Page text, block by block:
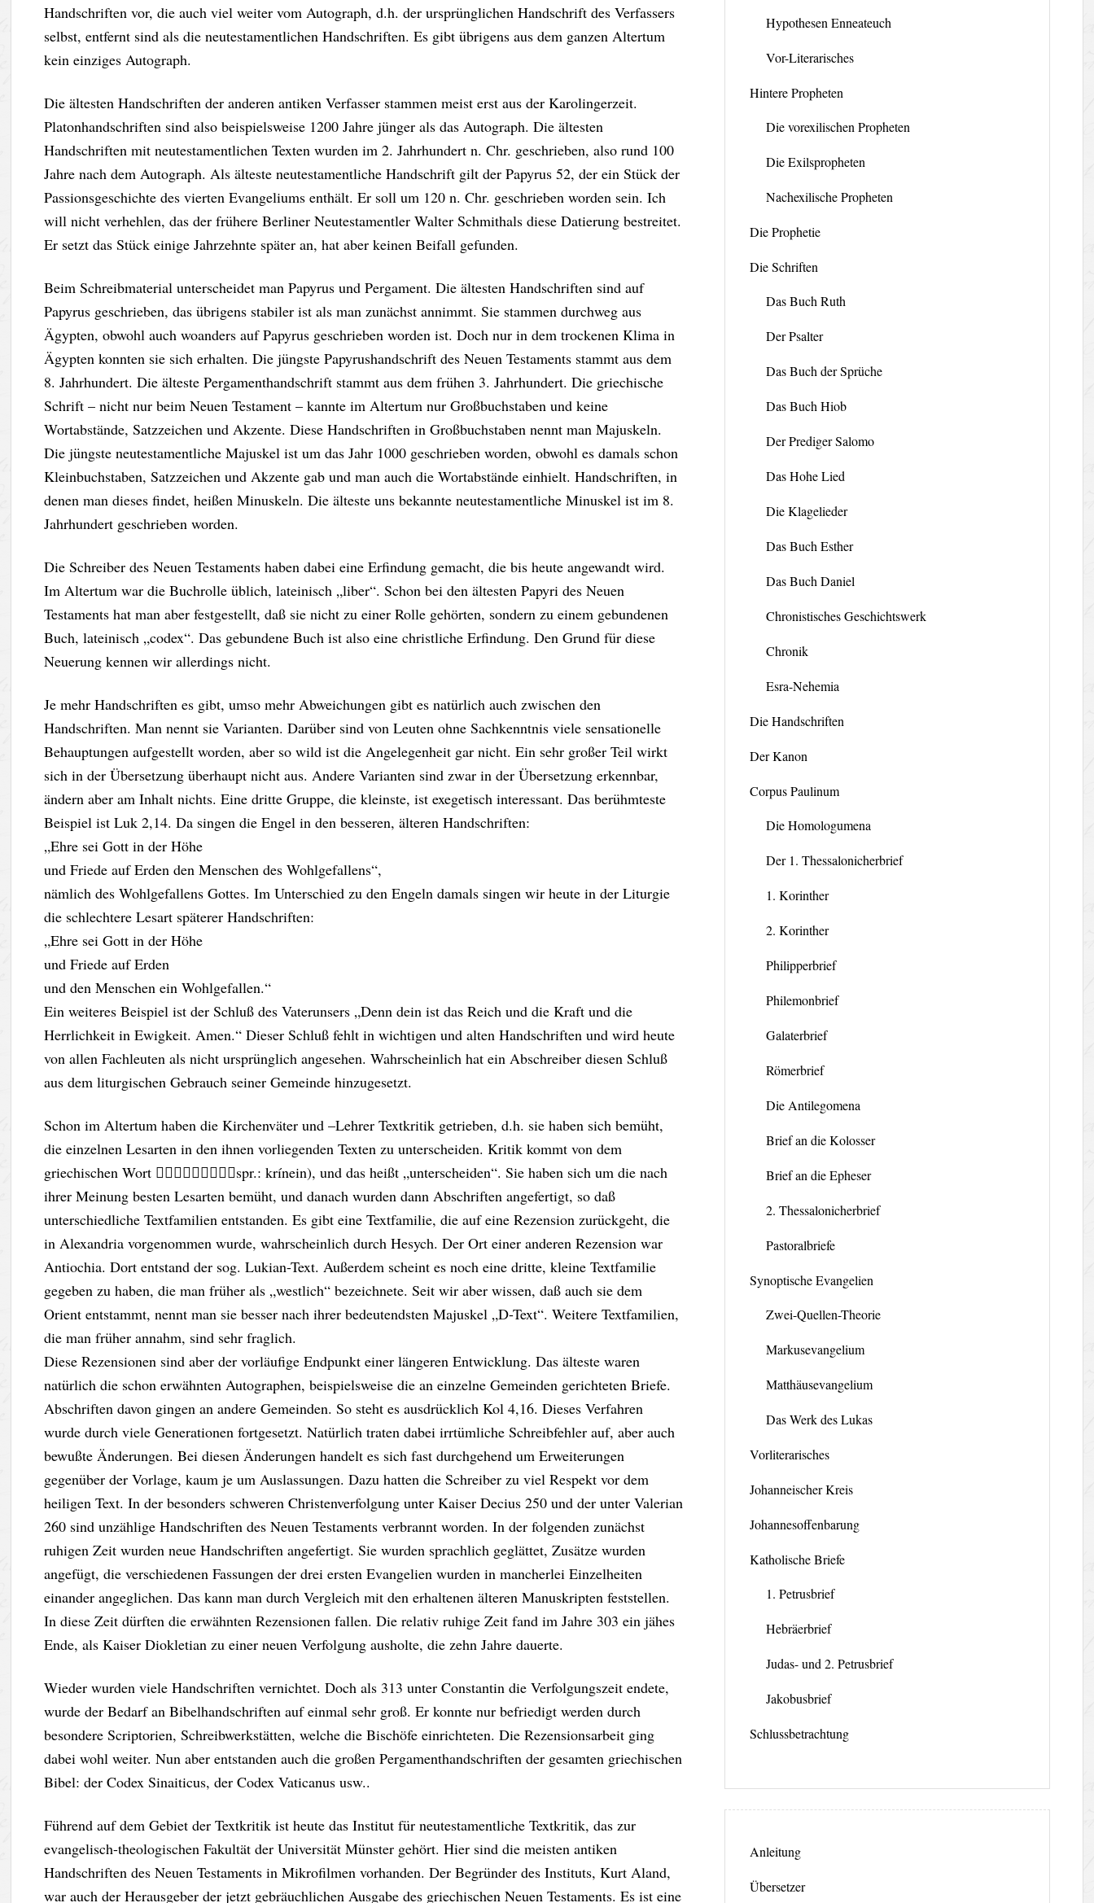
Handschriften vor, die auch viel weiter vom Autograph, d.h. der ursprünglichen Handschrift des Verfassers
selbst, entfernt sind als die neutestamentlichen Handschriften. Es gibt übrigens aus dem ganzen Altertum
kein einziges Autograph.
Die ältesten Handschriften der anderen antiken Verfasser stammen meist erst aus der Karolingerzeit.
Platonhandschriften sind also beispielsweise 1200 Jahre jünger als das Autograph. Die ältesten
Handschriften mit neutestamentlichen Texten wurden im 2. Jahrhundert n. Chr. geschrieben, also rund 100
Jahre nach dem Autograph. Als älteste neutestamentliche Handschrift gilt der Papyrus 52, der ein Stück der
Passionsgeschichte des vierten Evangeliums enthält. Er soll um 120 n. Chr. geschrieben worden sein. Ich
will nicht verhehlen, das der frühere Berliner Neutestamentler Walter Schmithals diese Datierung bestreitet.
Er setzt das Stück einige Jahrzehnte später an, hat aber keinen Beifall gefunden.
Beim Schreibmaterial unterscheidet man Papyrus und Pergament. Die ältesten Handschriften sind auf
Papyrus geschrieben, das übrigens stabiler ist als man zunächst annimmt. Sie stammen durchweg aus
Ägypten, obwohl auch woanders auf Papyrus geschrieben worden ist. Doch nur in dem trockenen Klima in
Ägypten konnten sie sich erhalten. Die jüngste Papyrushandschrift des Neuen Testaments stammt aus dem
8. Jahrhundert. Die älteste Pergamenthandschrift stammt aus dem frühen 3. Jahrhundert. Die griechische
Schrift – nicht nur beim Neuen Testament – kannte im Altertum nur Großbuchstaben und keine
Wortabstände, Satzzeichen und Akzente. Diese Handschriften in Großbuchstaben nennt man Majuskeln.
Die jüngste neutestamentliche Majuskel ist um das Jahr 1000 geschrieben worden, obwohl es damals schon
Kleinbuchstaben, Satzzeichen und Akzente gab und man auch die Wortabstände einhielt. Handschriften, in
denen man dieses findet, heißen Minuskeln. Die älteste uns bekannte neutestamentliche Minuskel ist im 8.
Jahrhundert geschrieben worden.
Die Schreiber des Neuen Testaments haben dabei eine Erfindung gemacht, die bis heute angewandt wird.
Im Altertum war die Buchrolle üblich, lateinisch „liber“. Schon bei den ältesten Papyri des Neuen
Testaments hat man aber festgestellt, daß sie nicht zu einer Rolle gehörten, sondern zu einem gebundenen
Buch, lateinisch „codex“. Das gebundene Buch ist also eine christliche Erfindung. Den Grund für diese
Neuerung kennen wir allerdings nicht.
Je mehr Handschriften es gibt, umso mehr Abweichungen gibt es natürlich auch zwischen den
Handschriften. Man nennt sie Varianten. Darüber sind von Leuten ohne Sachkenntnis viele sensationelle
Behauptungen aufgestellt worden, aber so wild ist die Angelegenheit gar nicht. Ein sehr großer Teil wirkt
sich in der Übersetzung überhaupt nicht aus. Andere Varianten sind zwar in der Übersetzung erkennbar,
ändern aber am Inhalt nichts. Eine dritte Gruppe, die kleinste, ist exegetisch interessant. Das berühmteste
Beispiel ist Luk 2,14. Da singen die Engel in den besseren, älteren Handschriften:
„Ehre sei Gott in der Höhe
und Friede auf Erden den Menschen des Wohlgefallens“,
nämlich des Wohlgefallens Gottes. Im Unterschied zu den Engeln damals singen wir heute in der Liturgie
die schlechtere Lesart späterer Handschriften:
„Ehre sei Gott in der Höhe
und Friede auf Erden
und den Menschen ein Wohlgefallen.“
Ein weiteres Beispiel ist der Schluß des Vaterunsers „Denn dein ist das Reich und die Kraft und die
Herrlichkeit in Ewigkeit. Amen.“ Dieser Schluß fehlt in wichtigen und alten Handschriften und wird heute
von allen Fachleuten als nicht ursprünglich angesehen. Wahrscheinlich hat ein Abschreiber diesen Schluß
aus dem liturgischen Gebrauch seiner Gemeinde hinzugesetzt.
Schon im Altertum haben die Kirchenväter und –Lehrer Textkritik getrieben, d.h. sie haben sich bemüht,
die einzelnen Lesarten in den ihnen vorliegenden Texten zu unterscheiden. Kritik kommt von dem
griechischen Wort spr.: krínein), und das heißt „unterscheiden“. Sie haben sich um die nach
ihrer Meinung besten Lesarten bemüht, und danach wurden dann Abschriften angefertigt, so daß
unterschiedliche Textfamilien entstanden. Es gibt eine Textfamilie, die auf eine Rezension zurückgeht, die
in Alexandria vorgenommen wurde, wahrscheinlich durch Hesych. Der Ort einer anderen Rezension war
Antiochia. Dort entstand der sog. Lukian-Text. Außerdem scheint es noch eine dritte, kleine Textfamilie
gegeben zu haben, die man früher als „westlich“ bezeichnete. Seit wir aber wissen, daß auch sie dem
Orient entstammt, nennt man sie besser nach ihrer bedeutendsten Majuskel „D-Text“. Weitere Textfamilien,
die man früher annahm, sind sehr fraglich.
Diese Rezensionen sind aber der vorläufige Endpunkt einer längeren Entwicklung. Das älteste waren
natürlich die schon erwähnten Autographen, beispielsweise die an einzelne Gemeinden gerichteten Briefe.
Abschriften davon gingen an andere Gemeinden. So steht es ausdrücklich Kol 4,16. Dieses Verfahren
wurde durch viele Generationen fortgesetzt. Natürlich traten dabei irrtümliche Schreibfehler auf, aber auch
bewußte Änderungen. Bei diesen Änderungen handelt es sich fast durchgehend um Erweiterungen
gegenüber der Vorlage, kaum je um Auslassungen. Dazu hatten die Schreiber zu viel Respekt vor dem
heiligen Text. In der besonders schweren Christenverfolgung unter Kaiser Decius 250 und der unter Valerian
260 sind unzählige Handschriften des Neuen Testaments verbrannt worden. In der folgenden zunächst
ruhigen Zeit wurden neue Handschriften angefertigt. Sie wurden sprachlich geglättet, Zusätze wurden
angefügt, die verschiedenen Fassungen der drei ersten Evangelien wurden in mancherlei Einzelheiten
einander angeglichen. Das kann man durch Vergleich mit den erhaltenen älteren Manuskripten feststellen.
In diese Zeit dürften die erwähnten Rezensionen fallen. Die relativ ruhige Zeit fand im Jahre 303 ein jähes
Ende, als Kaiser Diokletian zu einer neuen Verfolgung ausholte, die zehn Jahre dauerte.
Wieder wurden viele Handschriften vernichtet. Doch als 313 unter Constantin die Verfolgungszeit endete,
wurde der Bedarf an Bibelhandschriften auf einmal sehr groß. Er konnte nur befriedigt werden durch
besondere Scriptorien, Schreibwerkstätten, welche die Bischöfe einrichteten. Die Rezensionsarbeit ging
dabei wohl weiter. Nun aber entstanden auch die großen Pergamenthandschriften der gesamten griechischen
Bibel: der Codex Sinaiticus, der Codex Vaticanus usw..
Führend auf dem Gebiet der Textkritik ist heute das Institut für neutestamentliche Textkritik, das zur
evangelisch-theologischen Fakultät der Universität Münster gehört. Hier sind die meisten antiken
Handschriften des Neuen Testaments in Mikrofilmen vorhanden. Der Begründer des Instituts, Kurt Aland,
war auch der Herausgeber der jetzt gebräuchlichen Ausgabe des griechischen Neuen Testaments. Es ist eine
Hypothesen Enneateuch
Vor-Literarisches
Hintere Propheten
Die vorexilischen Propheten
Die Exilspropheten
Nachexilische Propheten
Die Prophetie
Die Schriften
Das Buch Ruth
Der Psalter
Das Buch der Sprüche
Das Buch Hiob
Der Prediger Salomo
Das Hohe Lied
Die Klagelieder
Das Buch Esther
Das Buch Daniel
Chronistisches Geschichtswerk
Chronik
Esra-Nehemia
Die Handschriften
Der Kanon
Corpus Paulinum
Die Homologumena
Der 1. Thessalonicherbrief
1. Korinther
2. Korinther
Philipperbrief
Philemonbrief
Galaterbrief
Römerbrief
Die Antilegomena
Brief an die Kolosser
Brief an die Epheser
2. Thessalonicherbrief
Pastoralbriefe
Synoptische Evangelien
Zwei-Quellen-Theorie
Markusevangelium
Matthäusevangelium
Das Werk des Lukas
Vorliterarisches
Johanneischer Kreis
Johannesoffenbarung
Katholische Briefe
1. Petrusbrief
Hebräerbrief
Judas- und 2. Petrusbrief
Jakobusbrief
Schlussbetrachtung
Anleitung
Übersetzer